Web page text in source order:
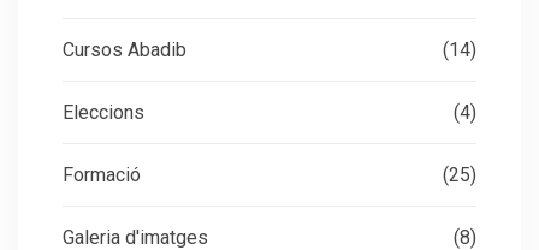
Cursos Abadib (14)
Eleccions (4)
Formació (25)
Galeria d'imatges (8)